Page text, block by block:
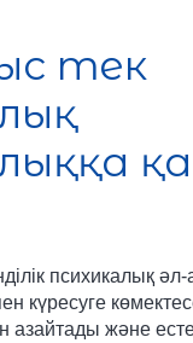
тек
психикалық
күресуге
азайтады және